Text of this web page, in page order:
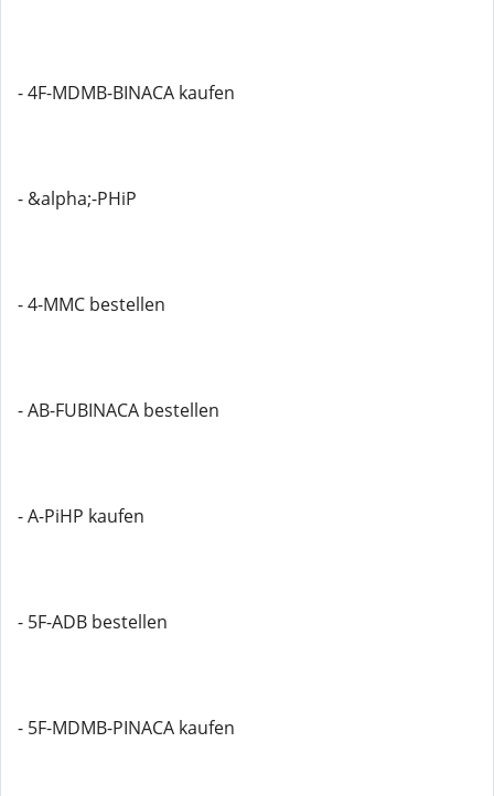
- 4F-MDMB-BINACA kaufen
- &alpha;-PHiP
- 4-MMC bestellen
- AB-FUBINACA bestellen
- A-PiHP kaufen
- 5F-ADB bestellen
- 5F-MDMB-PINACA kaufen